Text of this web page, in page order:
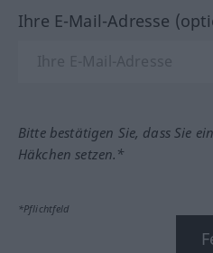
Ihre E-Mail-Adresse
Bitte bestätigen Sie, dass Sie
Häkchen setzen.*
*Pflichtfeld